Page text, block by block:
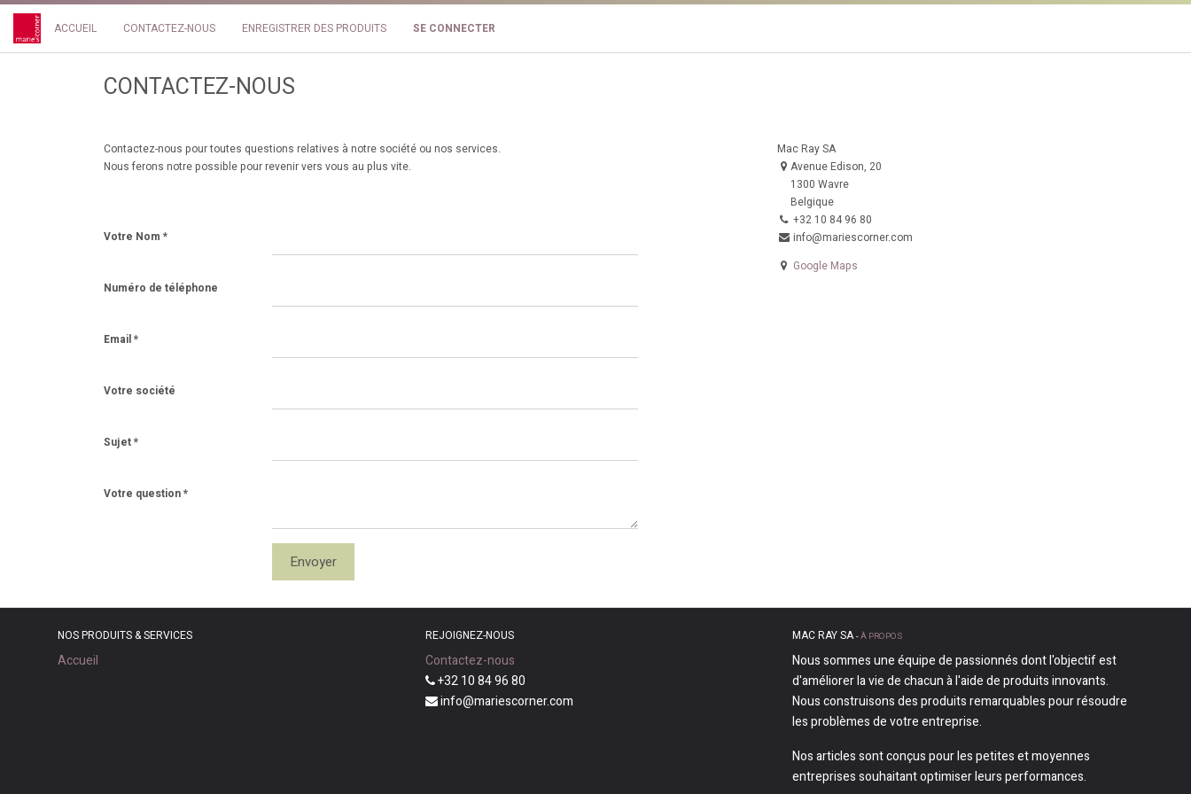
ACCUEIL CONTACTEZ-NOUS ENREGISTRER DES PRODUITS SE CONNECTER
CONTACTEZ-NOUS
Contactez-nous pour toutes questions relatives à notre société ou nos services.
Nous ferons notre possible pour revenir vers vous au plus vite.
Votre Nom
Numéro de téléphone
Email
Votre société
Sujet
Votre question
Envoyer
Mac Ray SA
Avenue Edison, 20
1300 Wavre
Belgique
+32 10 84 96 80
info@mariescorner.com
Google Maps
NOS PRODUITS & SERVICES
Accueil
REJOIGNEZ-NOUS
Contactez-nous
+32 10 84 96 80
info@mariescorner.com
MAC RAY SA -À PROPOS
Nous sommes une équipe de passionnés dont l'objectif est
d'améliorer la vie de chacun à l'aide de produits innovants.
Nous construisons des produits remarquables pour résoudre
les problèmes de votre entreprise.
Nos articles sont conçus pour les petites et moyennes
entreprises souhaitant optimiser leurs performances.